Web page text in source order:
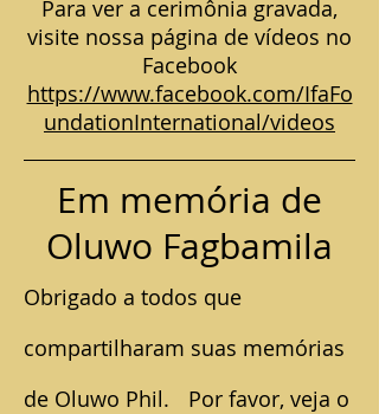
Para ver a cerimônia gravada,
visite nossa página de vídeos no
Facebook
https://www.facebook.com/IfaFo
undationInternational/videos
Em memória de
Oluwo Fagbamila
Obrigado a todos que
compartilharam suas memórias
de Oluwo Phil.
Por favor, veja o